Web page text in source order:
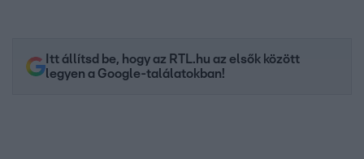
Itt állítsd be, hogy az RTL.hu az elsők között
legyen a Google-találatokban!